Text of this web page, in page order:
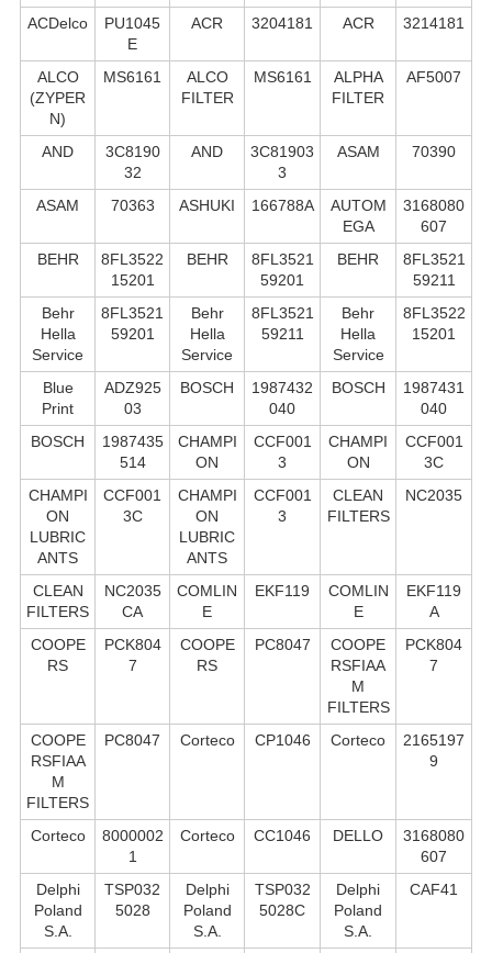
ACDelco
PU1045
E
ACR 3204181 ACR 3214181
ALCO
(ZYPER
N)
MS6161
ALCO
FILTER
MS6161
ALPHA
FILTER
AF5007
AND
3C8190
32
AND
3C81903
3
ASAM 70390
ASAM 70363 ASHUKI 166788A
AUTOM
EGA
3168080
607
BEHR
8FL3522
15201
BEHR
8FL3521
59201
BEHR
8FL3521
59211
Behr
Hella
Service
8FL3521
59201
Behr
Hella
Service
8FL3521
59211
Behr
Hella
Service
8FL3522
15201
Blue
Print
ADZ925
03
BOSCH
1987432
040
BOSCH
1987431
040
BOSCH
1987435
514
CHAMPI
ON
CCF001
3
CHAMPI
ON
CCF001
3C
CHAMPI
ON
LUBRIC
ANTS
CCF001
3C
CHAMPI
ON
LUBRIC
ANTS
CCF001
3
CLEAN
FILTERS
NC2035
CLEAN
FILTERS
NC2035
CA
COMLIN
E
EKF119
COMLIN
E
EKF119
A
COOPE
RS
PCK804
7
COOPE
RS
PC8047
COOPE
RSFIAA
M
FILTERS
PCK804
7
COOPE
RSFIAA
M
FILTERS
PC8047 Corteco CP1046 Corteco
2165197
9
Corteco
8000002
1
Corteco CC1046 DELLO
3168080
607
Delphi
Poland
S.А.
TSP032
5028
Delphi
Poland
S.А.
TSP032
5028C
Delphi
Poland
S.А.
CAF41